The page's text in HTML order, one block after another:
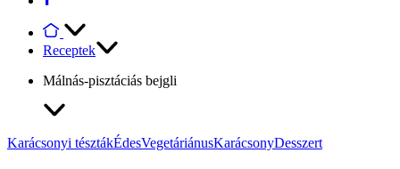
Receptek
Málnás-pisztáciás bejgli
Karácsonyi tésztákÉdesVegetáriánusKarácsonyDesszert